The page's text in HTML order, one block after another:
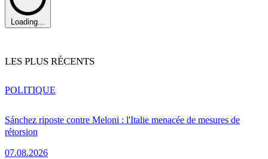
Loading...
LES PLUS RÉCENTS
Sánchez riposte contre Meloni : l'Italie menacée de mesures de
rétorsion
07.08.2026
POLITIQUE